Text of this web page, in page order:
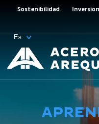
Sostenibilidad